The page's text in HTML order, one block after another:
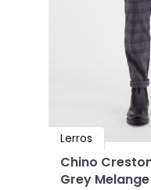
Lerros
Chino
Grey Melange